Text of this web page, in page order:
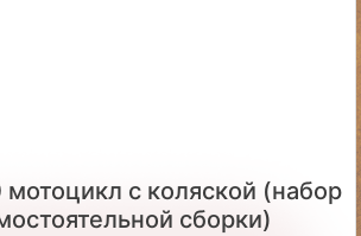
с коляской (набор
сборки)